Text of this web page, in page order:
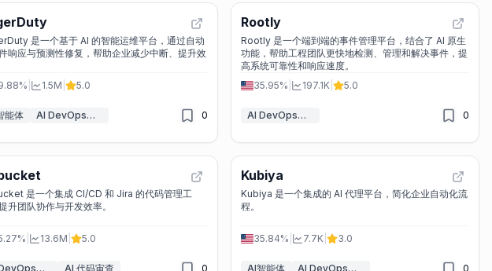
是一个基于 AI 的智能运维平台，通过自动
响应与预测性修复，帮助企业减少中断、提升效
1.5M 5.0
能体 AI DevOps助理 0
Rootly
Rootly 是一个端到端的事件管理平台，结合了 AI 原生
功能，帮助工程团队更快地检测、管理和解决事件，提
高系统可靠性和响应速度。
35.95%
197.1K 5.0
AI DevOps助理 0
是一个集成 CI/CD 和 Jira 的代码管理工
升团队协作与开发效率。
13.6M 5.0
AI DevOps助理 AI 代码审查 0
Kubiya
Kubiya 是一个集成的 AI 代理平台，简化企业自动化流
程。
35.84% 7.7K 3.0
AI智能体 AI DevOps助理 0